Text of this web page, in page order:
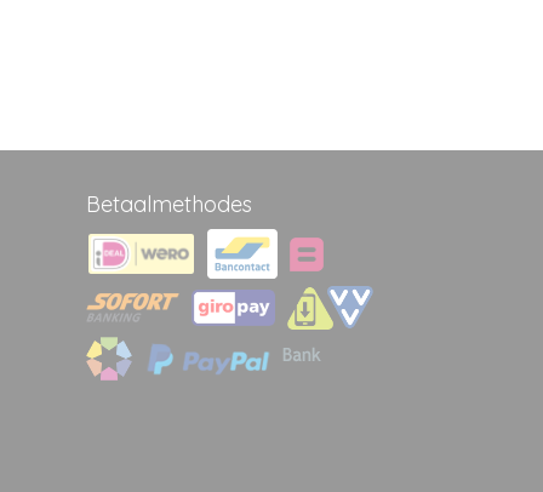
Betaalmethodes